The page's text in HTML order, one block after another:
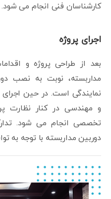
کارشناسان فنی انجام می شود.
اجرای پروژه
بعد از طراحی پروژه و
مداربسته، نوبت به نصب
نمایندگی است. در حین
و مهندسی در کنار نظارت
تخصصی انجام می شود.
دوربین مداربسته با توجه به